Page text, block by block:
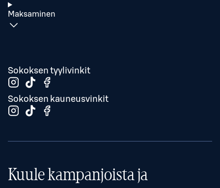
Maksaminen
Sokoksen tyylivinkit
Sokoksen kauneusvinkit
Kuule kampanjoista ja